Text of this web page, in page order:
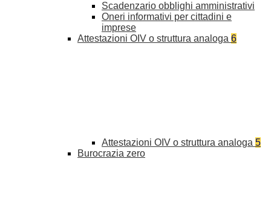
Scadenzario obblighi amministrativi
Oneri informativi per cittadini e
imprese
Attestazioni OIV o struttura analoga 6
Attestazioni OIV o struttura analoga 5
Burocrazia zero